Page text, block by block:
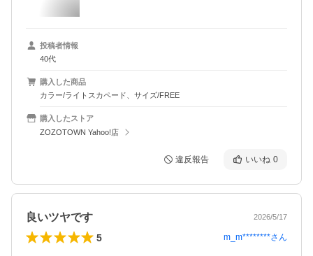
投稿者情報
40代
購入した商品
カラー/ライトスカペード、サイズ/FREE
購入したストア
ZOZOTOWN Yahoo!店
違反報告 いいね 0
良いツヤです 2026/5/17
5 m_m********さん